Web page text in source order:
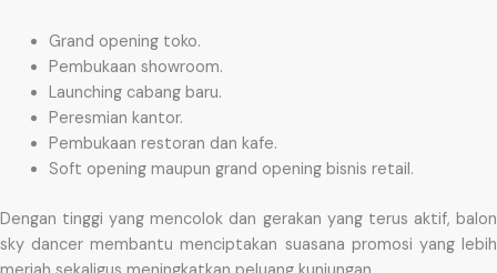
Grand opening toko.
Pembukaan showroom.
Launching cabang baru.
Peresmian kantor.
Pembukaan restoran dan kafe.
Soft opening maupun grand opening bisnis retail.
Dengan tinggi yang mencolok dan gerakan yang terus aktif, balon
sky dancer membantu menciptakan suasana promosi yang lebih